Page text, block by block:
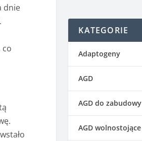
dnie
co
KATEGORIE
Adaptogeny
AGD
AGD do zabudowy
AGD wolnostojące